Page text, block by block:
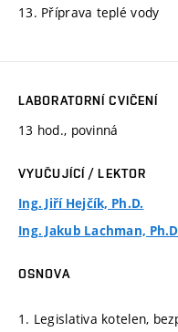
13. Příprava teplé vody
LABORATORNÍ CVIČENÍ
13 hod., povinná
VYUČUJÍCÍ / LEKTOR
Ing. Jiří Hejčík, Ph.D.
Ing. Jakub Lachman,
OSNOVA
1. Legislativa kotelen,